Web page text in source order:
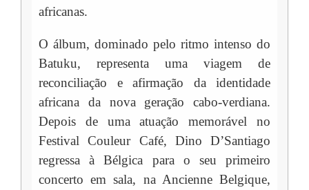
africanas.
O álbum, dominado pelo ritmo intenso do
Batuku, representa uma viagem de
reconciliação e afirmação da identidade
africana da nova geração cabo-verdiana.
Depois de uma atuação memorável no
Festival Couleur Café, Dino D’Santiago
regressa à Bélgica para o seu primeiro
concerto em sala, na Ancienne Belgique,